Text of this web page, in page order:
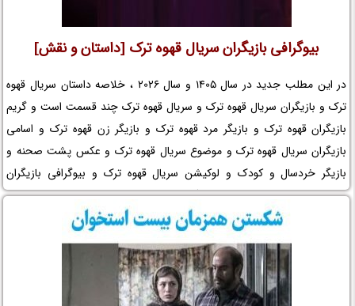
بیوگرافی بازیگران سریال قهوه ترک [داستان و نقش]
در این مطلب جدید در سال 1405 و سال 2026 ، خلاصه داستان سریال قهوه
ترک و بازیگران سریال قهوه ترک و سریال قهوه ترک چند قسمت است و گریم
بازیگران قهوه ترک و بازیگر مرد قهوه ترک و بازیگر زن قهوه ترک و اسامی
بازیگران سریال قهوه ترک و موضوع سریال قهوه ترک و عکس پشت صحنه و
بازیگر خردسال و کودک و لوکیشن سریال قهوه ترک و بیوگرافی بازیگران
مجموعه تلویزیونی قهوه ترک و کارگردان سریال قهوه ترک و افتخارات قهوه ترک
و جوایز قهوه ترک و عوامل سریال قهوه ترک را در نم نمک ببینید.